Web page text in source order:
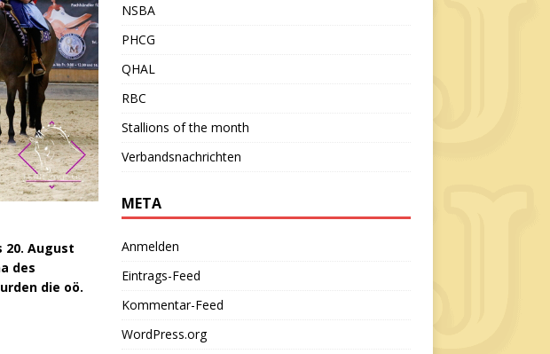
20. August
des
die oö.
NSBA
PHCG
QHAL
RBC
Stallions of the month
Verbandsnachrichten
META
Anmelden
Eintrags-Feed
Kommentar-Feed
WordPress.org